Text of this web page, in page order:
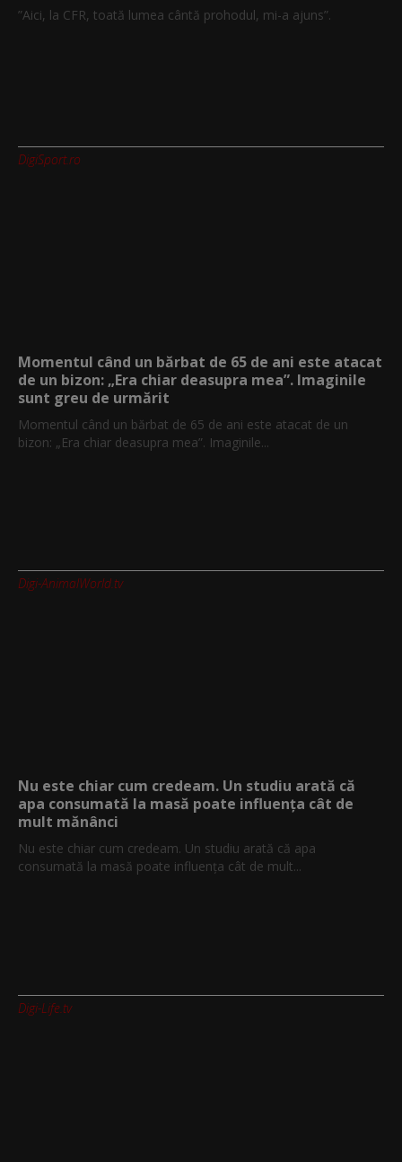
”Aici, la CFR, toată lumea cântă prohodul, mi-a ajuns”.
DigiSport.ro
Momentul când un bărbat de 65 de ani este atacat
de un bizon: „Era chiar deasupra mea”. Imaginile
sunt greu de urmărit
Momentul când un bărbat de 65 de ani este atacat de un
bizon: „Era chiar deasupra mea”. Imaginile...
Digi-AnimalWorld.tv
Nu este chiar cum credeam. Un studiu arată că
apa consumată la masă poate influența cât de
mult mănânci
Nu este chiar cum credeam. Un studiu arată că apa
consumată la masă poate influența cât de mult...
Digi-Life.tv